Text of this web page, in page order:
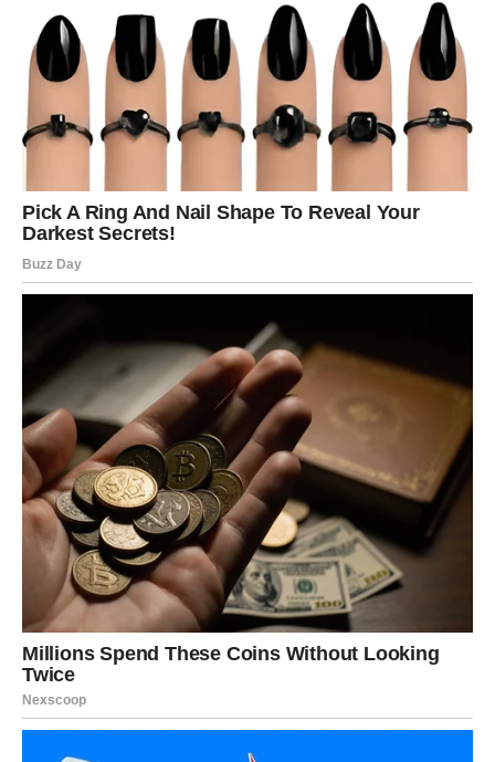
I upravo ta spoznaja pomoći će vam da napravite pravi
izbor.
NAJVAŽNIJA PORUKA
ZVIJEZDA
Ovnovi, pred vama je vikend koji nosi sreću kakvu dugo
niste osjetili.
Ljubav vam donosi lijepe trenutke i nova uzbuđenja.
Vijesti koje stižu donose olakšanje.
Prilike koje se pojavljuju otvaraju nova vrata.
A vi ćete imati osjećaj da se konačno nalazite na pravom
mjestu u pravo vrijeme.
Zato nemojte provesti ovaj vikend čekajući da se nešto
dogodi.
Budite aktivni.
Prihvatite pozive.
Otvorite srce za nova iskustva.